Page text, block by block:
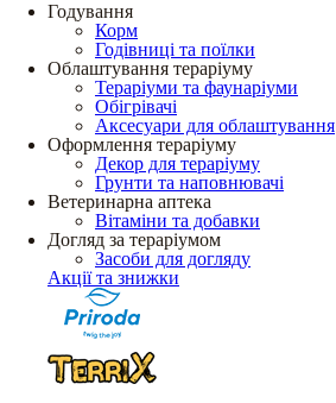
Годування
Корм
Годівниці та поїлки
Облаштування тераріуму
Тераріуми та фаунаріуми
Обігрівачі
Аксесуари для облаштування
Оформлення тераріуму
Декор для тераріуму
Грунти та наповнювачі
Ветеринарна аптека
Вітаміни та добавки
Догляд за тераріумом
Засоби для догляду
Акції та знижки